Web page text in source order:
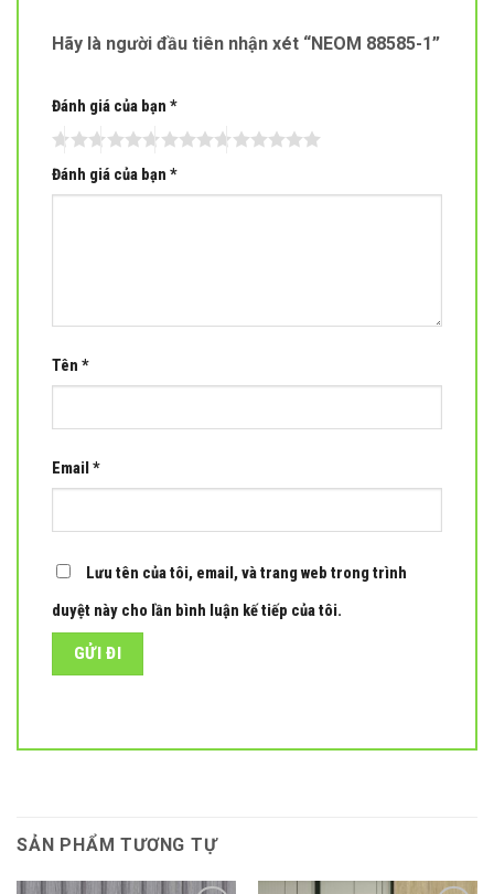
Hãy là người đầu tiên nhận xét “NEOM 88585-1”
Đánh giá của bạn *
Đánh giá của bạn *
Tên *
Email *
Lưu tên của tôi, email, và trang web trong trình
duyệt này cho lần bình luận kế tiếp của tôi.
SẢN PHẨM TƯƠNG TỰ